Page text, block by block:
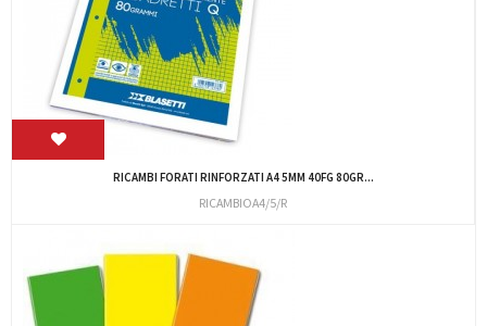
RICAMBI FORATI RINFORZATI A4 5MM 40FG 80GR...
RICAMBIOA4/5/R